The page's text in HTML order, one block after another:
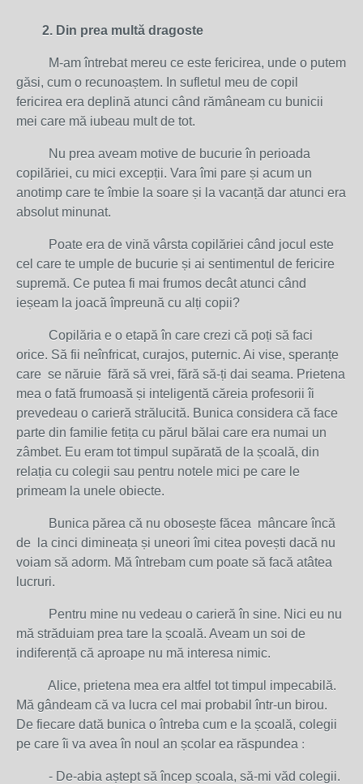
2. Din prea multă dragoste
M-am întrebat mereu ce este fericirea, unde o putem
găsi, cum o recunoaștem. In sufletul meu de copil
fericirea era deplină atunci când rămâneam cu bunicii
mei care mă iubeau mult de tot.
Nu prea aveam motive de bucurie în perioada
copilăriei, cu mici excepții. Vara îmi pare și acum un
anotimp care te îmbie la soare și la vacanță dar atunci era
absolut minunat.
Poate era de vină vârsta copilăriei când jocul este
cel care te umple de bucurie și ai sentimentul de fericire
supremă. Ce putea fi mai frumos decât atunci când
ieșeam la joacă împreună cu alți copii?
Copilăria e o etapă în care crezi că poți să faci
orice. Să fii neînfricat, curajos, puternic. Ai vise, speranțe
care se năruie fără să vrei, fără să-ți dai seama. Prietena
mea o fată frumoasă și inteligentă căreia profesorii îi
prevedeau o carieră strălucită. Bunica considera că face
parte din familie fetița cu părul bălai care era numai un
zâmbet. Eu eram tot timpul supărată de la școală, din
relația cu colegii sau pentru notele mici pe care le
primeam la unele obiecte.
Bunica părea că nu obosește făcea mâncare încă
de la cinci dimineața și uneori îmi citea povești dacă nu
voiam să adorm. Mă întrebam cum poate să facă atâtea
lucruri.
Pentru mine nu vedeau o carieră în sine. Nici eu nu
mă străduiam prea tare la școală. Aveam un soi de
indiferență că aproape nu mă interesa nimic.
Alice, prietena mea era altfel tot timpul impecabilă.
Mă gândeam că va lucra cel mai probabil într-un birou.
De fiecare dată bunica o întreba cum e la școală, colegii
pe care îi va avea în noul an școlar ea răspundea ׃
- De-abia aștept să încep școala, să-mi văd colegii.